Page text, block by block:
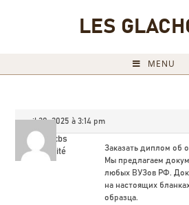
LES
MENU
avril 30, 2025 à 3:14 pm
Mazrcbs
Invité
Заказать диплом об
Мы предлагаем
любых ВУЗов РФ.
на настоящих
образца.